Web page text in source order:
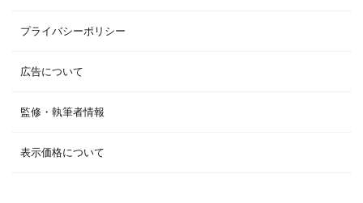
プライバシーポリシー
広告について
監修・執筆者情報
表示価格について